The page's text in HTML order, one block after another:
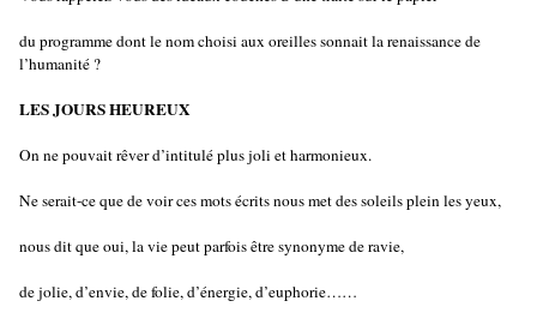
du programme dont le nom choisi aux oreilles sonnait la renaissance de
l’humanité ?
LES JOURS HEUREUX
On ne pouvait rêver d’intitulé plus joli et harmonieux.
Ne serait-ce que de voir ces mots écrits nous met des soleils plein les yeux,
nous dit que oui, la vie peut parfois être synonyme de ravie,
de jolie, d’envie, de folie, d’énergie, d’euphorie……